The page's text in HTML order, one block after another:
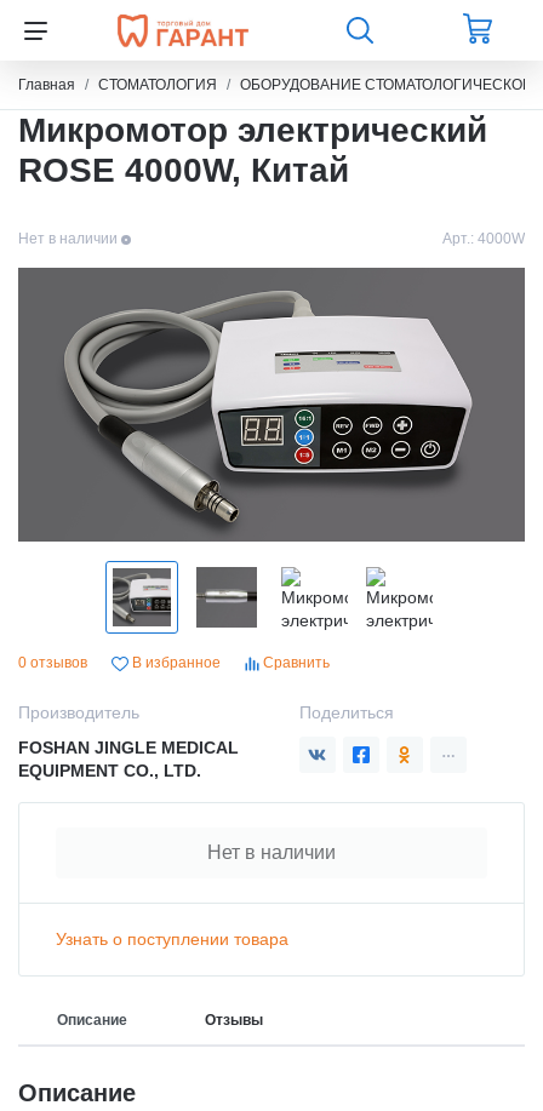
Главная СТОМАТОЛОГИЯ ОБОРУДОВАНИЕ СТОМАТОЛОГИЧЕСКОЕ
Микромотор электрический
ROSE 4000W, Китай
Нет в наличии Арт.: 4000W
0 отзывов В избранное Сравнить
Производитель
FOSHAN JINGLE MEDICAL
EQUIPMENT CO., LTD.
Поделиться
Нет в наличии
Узнать о поступлении товара
Описание Отзывы
Описание